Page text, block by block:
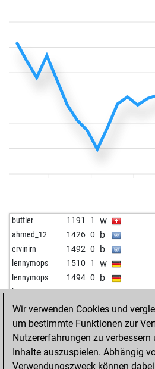
buttler 1191 1 w
ahmed_12 1426 0 b
ervinirn 1492 0 b
lennymops 1510 1 w
lennymops 1494 0 b
lennymops 1516 1 w
oppi 1529 r w
zini 1241 1 w
joshsw15 1496 0 b
amazon55 1227 1 b
luckytiger1 1717 1 w
Wir verwenden Cookies und
um bestimmte Funktionen zur
Nutzererfahrungen zu verbessern
Inhalte auszuspielen. Abhängig
Verwendungszweck können